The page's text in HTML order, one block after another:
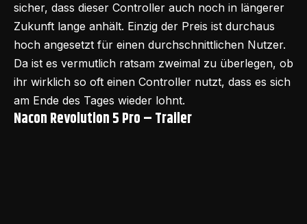
sicher, dass dieser Controller auch noch in längerer
Zukunft lange anhält. Einzig der Preis ist durchaus
hoch angesetzt für einen durchschnittlichen Nutzer.
Da ist es vermutlich ratsam zweimal zu überlegen, ob
ihr wirklich so oft einen Controller nutzt, dass es sich
am Ende des Tages wieder lohnt.
Nacon Revolution 5 Pro – Trailer